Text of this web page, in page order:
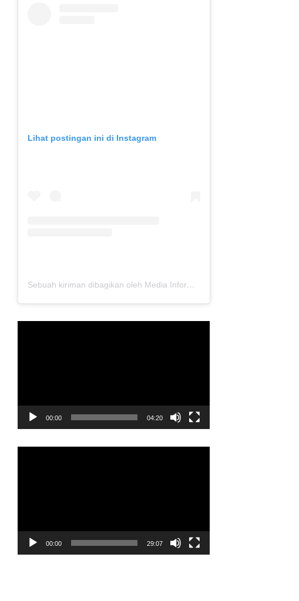
Lihat postingan ini di Instagram
Sebuah kiriman dibagikan oleh Media Informasi Dewan Pusat Persaudaraan Setia Hati Terate (@media.dewanpusat)
00:00 04:20
00:00 29:07